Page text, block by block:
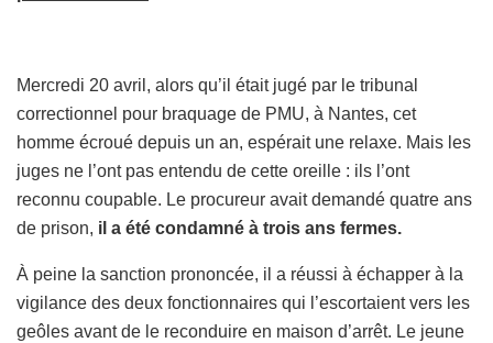
Mercredi 20 avril, alors qu’il était jugé par le tribunal
correctionnel pour braquage de PMU, à Nantes, cet
homme écroué depuis un an, espérait une relaxe. Mais les
juges ne l’ont pas entendu de cette oreille : ils l’ont
reconnu coupable. Le procureur avait demandé quatre ans
de prison, il a été condamné à trois ans fermes.
À peine la sanction prononcée, il a réussi à échapper à la
vigilance des deux fonctionnaires qui l’escortaient vers les
geôles avant de le reconduire en maison d’arrêt. Le jeune